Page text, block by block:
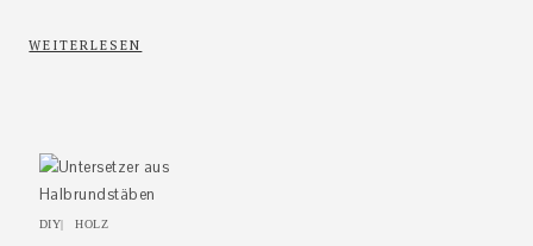
WEITERLESEN
DIY|HOLZ